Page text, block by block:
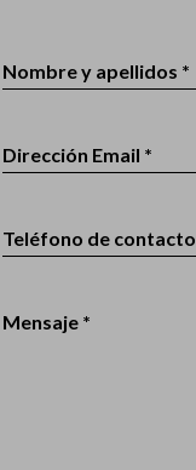
Nombre y apellidos *
Dirección Email *
Teléfono de contacto
Mensaje *